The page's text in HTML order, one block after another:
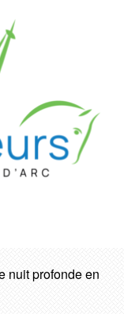
nuit profonde en